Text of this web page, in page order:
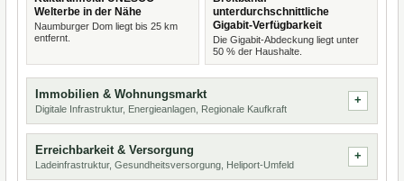
Welterbe in der Nähe
Naumburger Dom liegt bis 25 km
entfernt.
unterdurchschnittliche
Gigabit-Verfügbarkeit
Die Gigabit-Abdeckung liegt unter
50 % der Haushalte.
Immobilien & Wohnungsmarkt
Digitale Infrastruktur, Energieanlagen, Regionale Kaufkraft
Erreichbarkeit & Versorgung
Ladeinfrastruktur, Gesundheitsversorgung, Heliport-Umfeld